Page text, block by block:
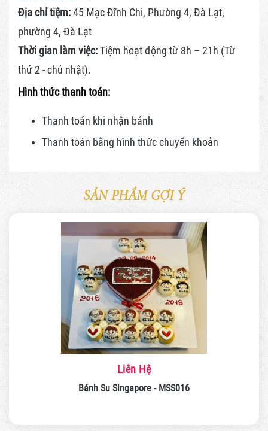
Địa chỉ tiệm:45 Mạc Đĩnh Chi, Phường 4, Đà Lạt,
phường 4, Đà Lạt
Thời gian làm việc:Tiệm hoạt động từ 8h – 21h (Từ
thứ 2 - chủ nhật).
Hình thức thanh toán:
Thanh toán khi nhận bánh
Thanh toán bằng hình thứcchuyển khoản
SẢN PHẨM GỢI Ý
Liên Hệ
Bánh Su Singapore - MSS016